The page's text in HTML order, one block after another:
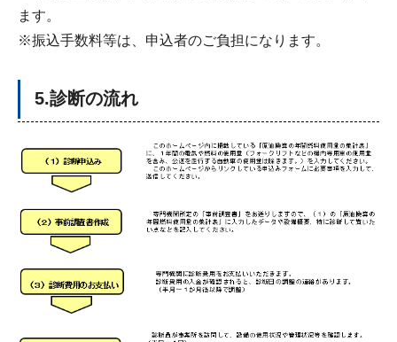
ます。
※振込手数料等は、申込者のご負担になります。
5.診断の流れ